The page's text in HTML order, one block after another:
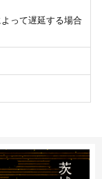
って遅延する場合